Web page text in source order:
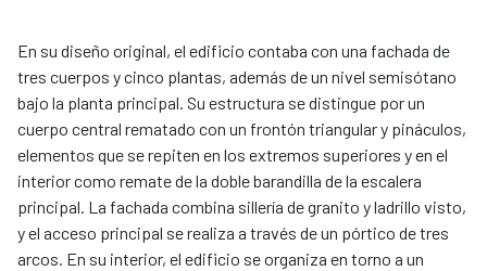
En su diseño original, el edificio contaba con una fachada de
tres cuerpos y cinco plantas, además de un nivel semisótano
bajo la planta principal. Su estructura se distingue por un
cuerpo central rematado con un frontón triangular y pináculos,
elementos que se repiten en los extremos superiores y en el
interior como remate de la doble barandilla de la escalera
principal. La fachada combina sillería de granito y ladrillo visto,
y el acceso principal se realiza a través de un pórtico de tres
arcos. En su interior, el edificio se organiza en torno a un